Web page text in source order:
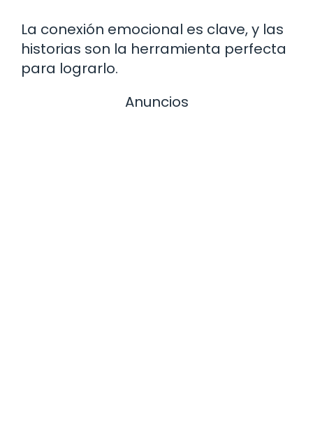
La conexión emocional es clave, y las
historias son la herramienta perfecta
para lograrlo.
Anuncios